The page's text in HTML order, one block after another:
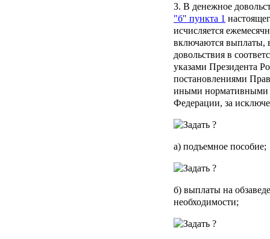
3. В денежное
"б" пункта 1
исчисляется
включаются выплаты,
довольствия в
указами Президента
постановлениями
иными нормативными
Федерации, за
а) подъемное пособие;
б) выплаты на
необходимости;